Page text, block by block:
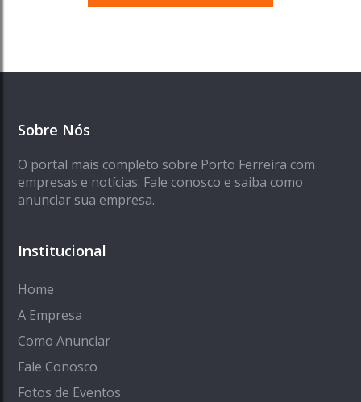
Sobre Nós
O portal mais completo sobre Porto Ferreira com
empresas e notícias. Fale conosco e saiba como
anunciar sua empresa.
Institucional
Home
A Empresa
Como Anunciar
Fale Conosco
Fotos de Eventos